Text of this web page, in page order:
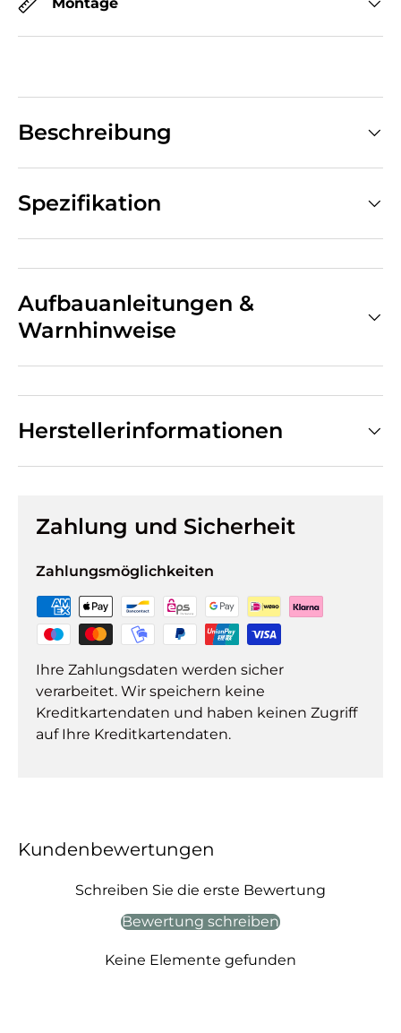
Beschreibung
Spezifikation
Aufbauanleitungen &
Warnhinweise
Herstellerinformationen
Zahlung und Sicherheit
Zahlungsmöglichkeiten
Ihre Zahlungsdaten werden sicher
verarbeitet. Wir speichern keine
Kreditkartendaten und haben keinen Zugriff
auf Ihre Kreditkartendaten.
Kundenbewertungen
Schreiben Sie die erste Bewertung
Bewertung schreiben
Keine Elemente gefunden